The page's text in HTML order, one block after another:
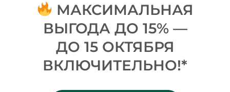
МАКСИМАЛЬНАЯ
ВЫГОДА ДО 15% —
ДО 15 ОКТЯБРЯ
ВКЛЮЧИТЕЛЬНО!*